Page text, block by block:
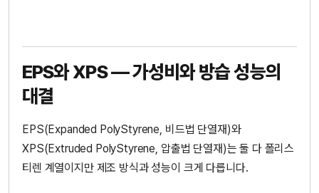
EPS와 XPS — 가성비와 방습 성능의
대결
EPS(Expanded PolyStyrene, 비드법 단열재)와
XPS(Extruded PolyStyrene, 압출법 단열재)는 둘 다 폴리스
티렌 계열이지만 제조 방식과 성능이 크게 다릅니다.